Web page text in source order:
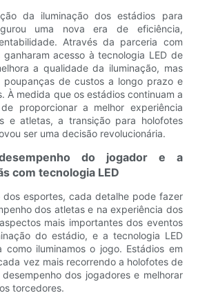
da iluminação dos estádios para
uma nova era de eficiência,
Através da parceria com
acesso à tecnologia LED de
a qualidade da iluminação, mas
poupanças de custos a longo prazo e
À medida que os estádios continuam a
proporcionar a melhor experiência
e atletas, a transição para holofotes
ser uma decisão revolucionária.
do jogador e a
com tecnologia LED
dos esportes, cada detalhe pode fazer
dos atletas e na experiência dos
mais importantes dos eventos
do estádio, e a tecnologia LED
como iluminamos o jogo. Estádios em
vez mais recorrendo a holofotes de
dos jogadores e melhorar
torcedores.